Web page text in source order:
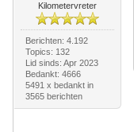
Kilometervreter
Berichten: 4.192
Topics: 132
Lid sinds: Apr 2023
Bedankt: 4666
5491 x bedankt in
3565 berichten